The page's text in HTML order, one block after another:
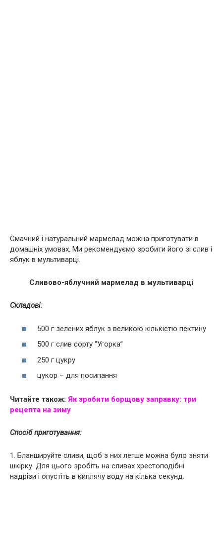
Смачний і натуральний мармелад можна приготувати в
домашніх умовах. Ми рекомендуємо зробити його зі слив і
яблук в мультиварці.
Сливово-яблучний мармелад в мультиварці
Складові:
500 г зелених яблук з великою кількістю пектину
500 г слив сорту “Угорка”
250 г цукру
цукор – для посипання
Читайте також: Як зробити борщову заправку: три
рецепта на зиму
Спосіб приготування:
1. Бланшируйте сливи, щоб з них легше можна було зняти
шкірку. Для цього зробіть на сливах хрестоподібні
надрізи і опустіть в киплячу воду на кілька секунд.